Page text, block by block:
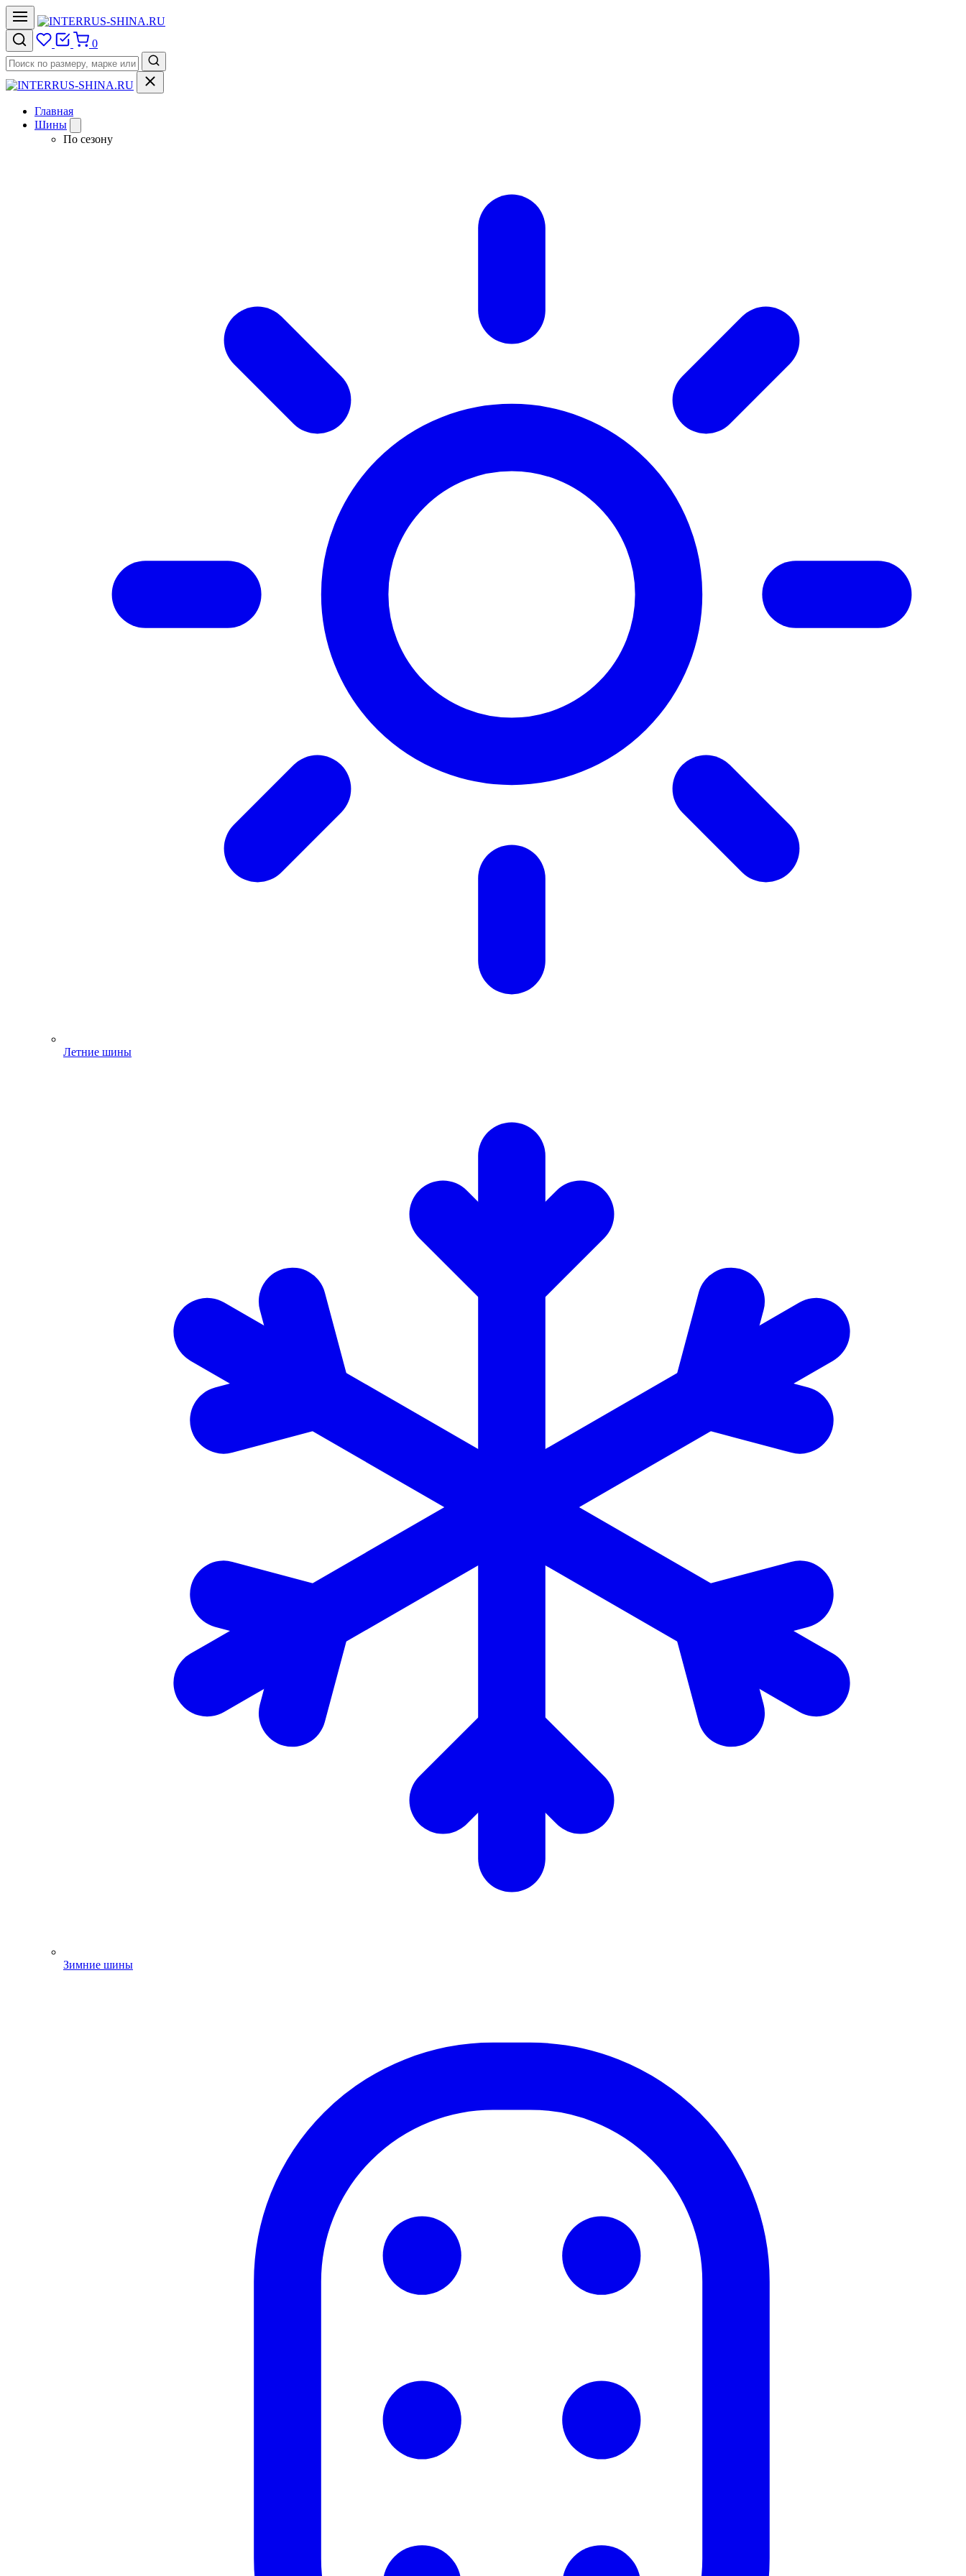
0
Главная
Шины
По сезону
Летние шины
Зимние шины